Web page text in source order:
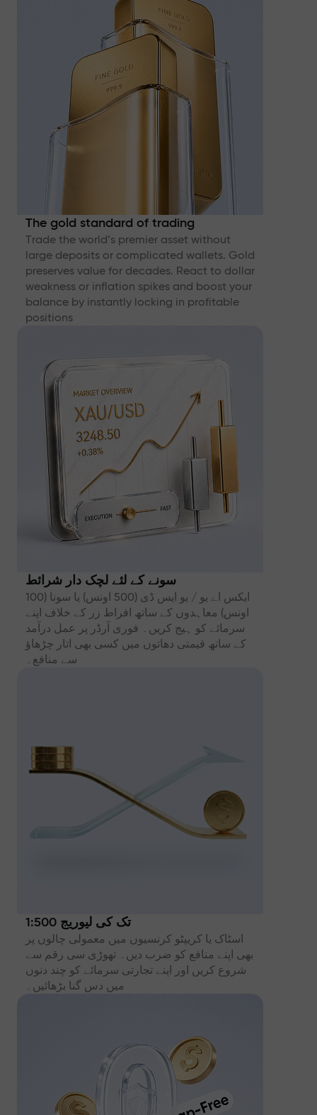
The gold standard of trading
Trade the world’s premier asset without
large deposits or complicated wallets. Gold
preserves value for decades. React to dollar
weakness or inflation spikes and boost your
balance by instantly locking in profitable
positions
سونے کے لئے لچک دار شرائط
ایکس اے یو / یو ایس ڈی (500 اونس) یا سونا (100
اونس) معاہدوں کے ساتھ افراط زر کے خلاف اپنے
سرمائے کو ہیج کریں۔ فوری آرڈر پر عمل درآمد
کے ساتھ قیمتی دھاتوں میں کسی بھی اتار چڑھاؤ
سے منافع۔
تک کی لیوریج 1:500
اسٹاک یا کریپٹو کرنسیوں میں معمولی چالوں پر
بھی اپنے منافع کو ضرب دیں۔ تھوڑی سی رقم سے
شروع کریں اور اپنے تجارتی سرمائے کو چند دنوں
میں دس گنا بڑھائیں۔